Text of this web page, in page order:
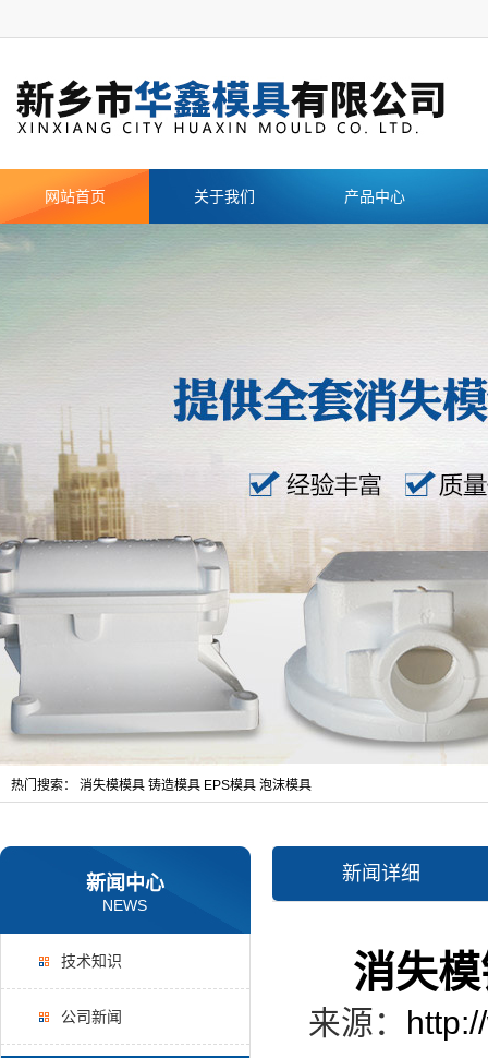
网站首页 关于我们 产品中心
热门搜索： 消失模模具 铸造模具 EPS模具 泡沫模具
新闻中心
NEWS
技术知识
公司新闻
新闻详细
消失
来源：